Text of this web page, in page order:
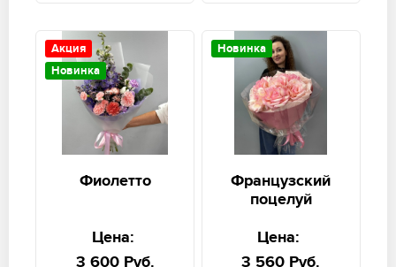
Акция
Новинка
Фиолетто
Цена:
3 600 Руб.
Новинка
Французский
поцелуй
Цена:
3 560 Руб.